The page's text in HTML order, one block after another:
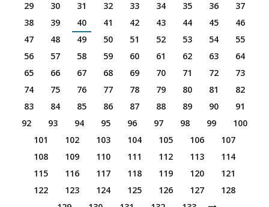
29 30 31 32 33 34 35 36
37
38
39 40 41 42 43 44 45
46
47
48 49 50 51 52 53 54
55
56
57 58 59 60 61 62 63
64
65
66 67 68 69 70 71 72
73
74
75 76 77 78 79 80 81
82
83
84 85 86 87 88 89 90
91
92
93 94 95 96 97 98 99
100
101
102 103 104 105 106
107
108
109 110 111 112 113
114
115
116 117 118 119 120
121
122
123 124 125 126 127
128